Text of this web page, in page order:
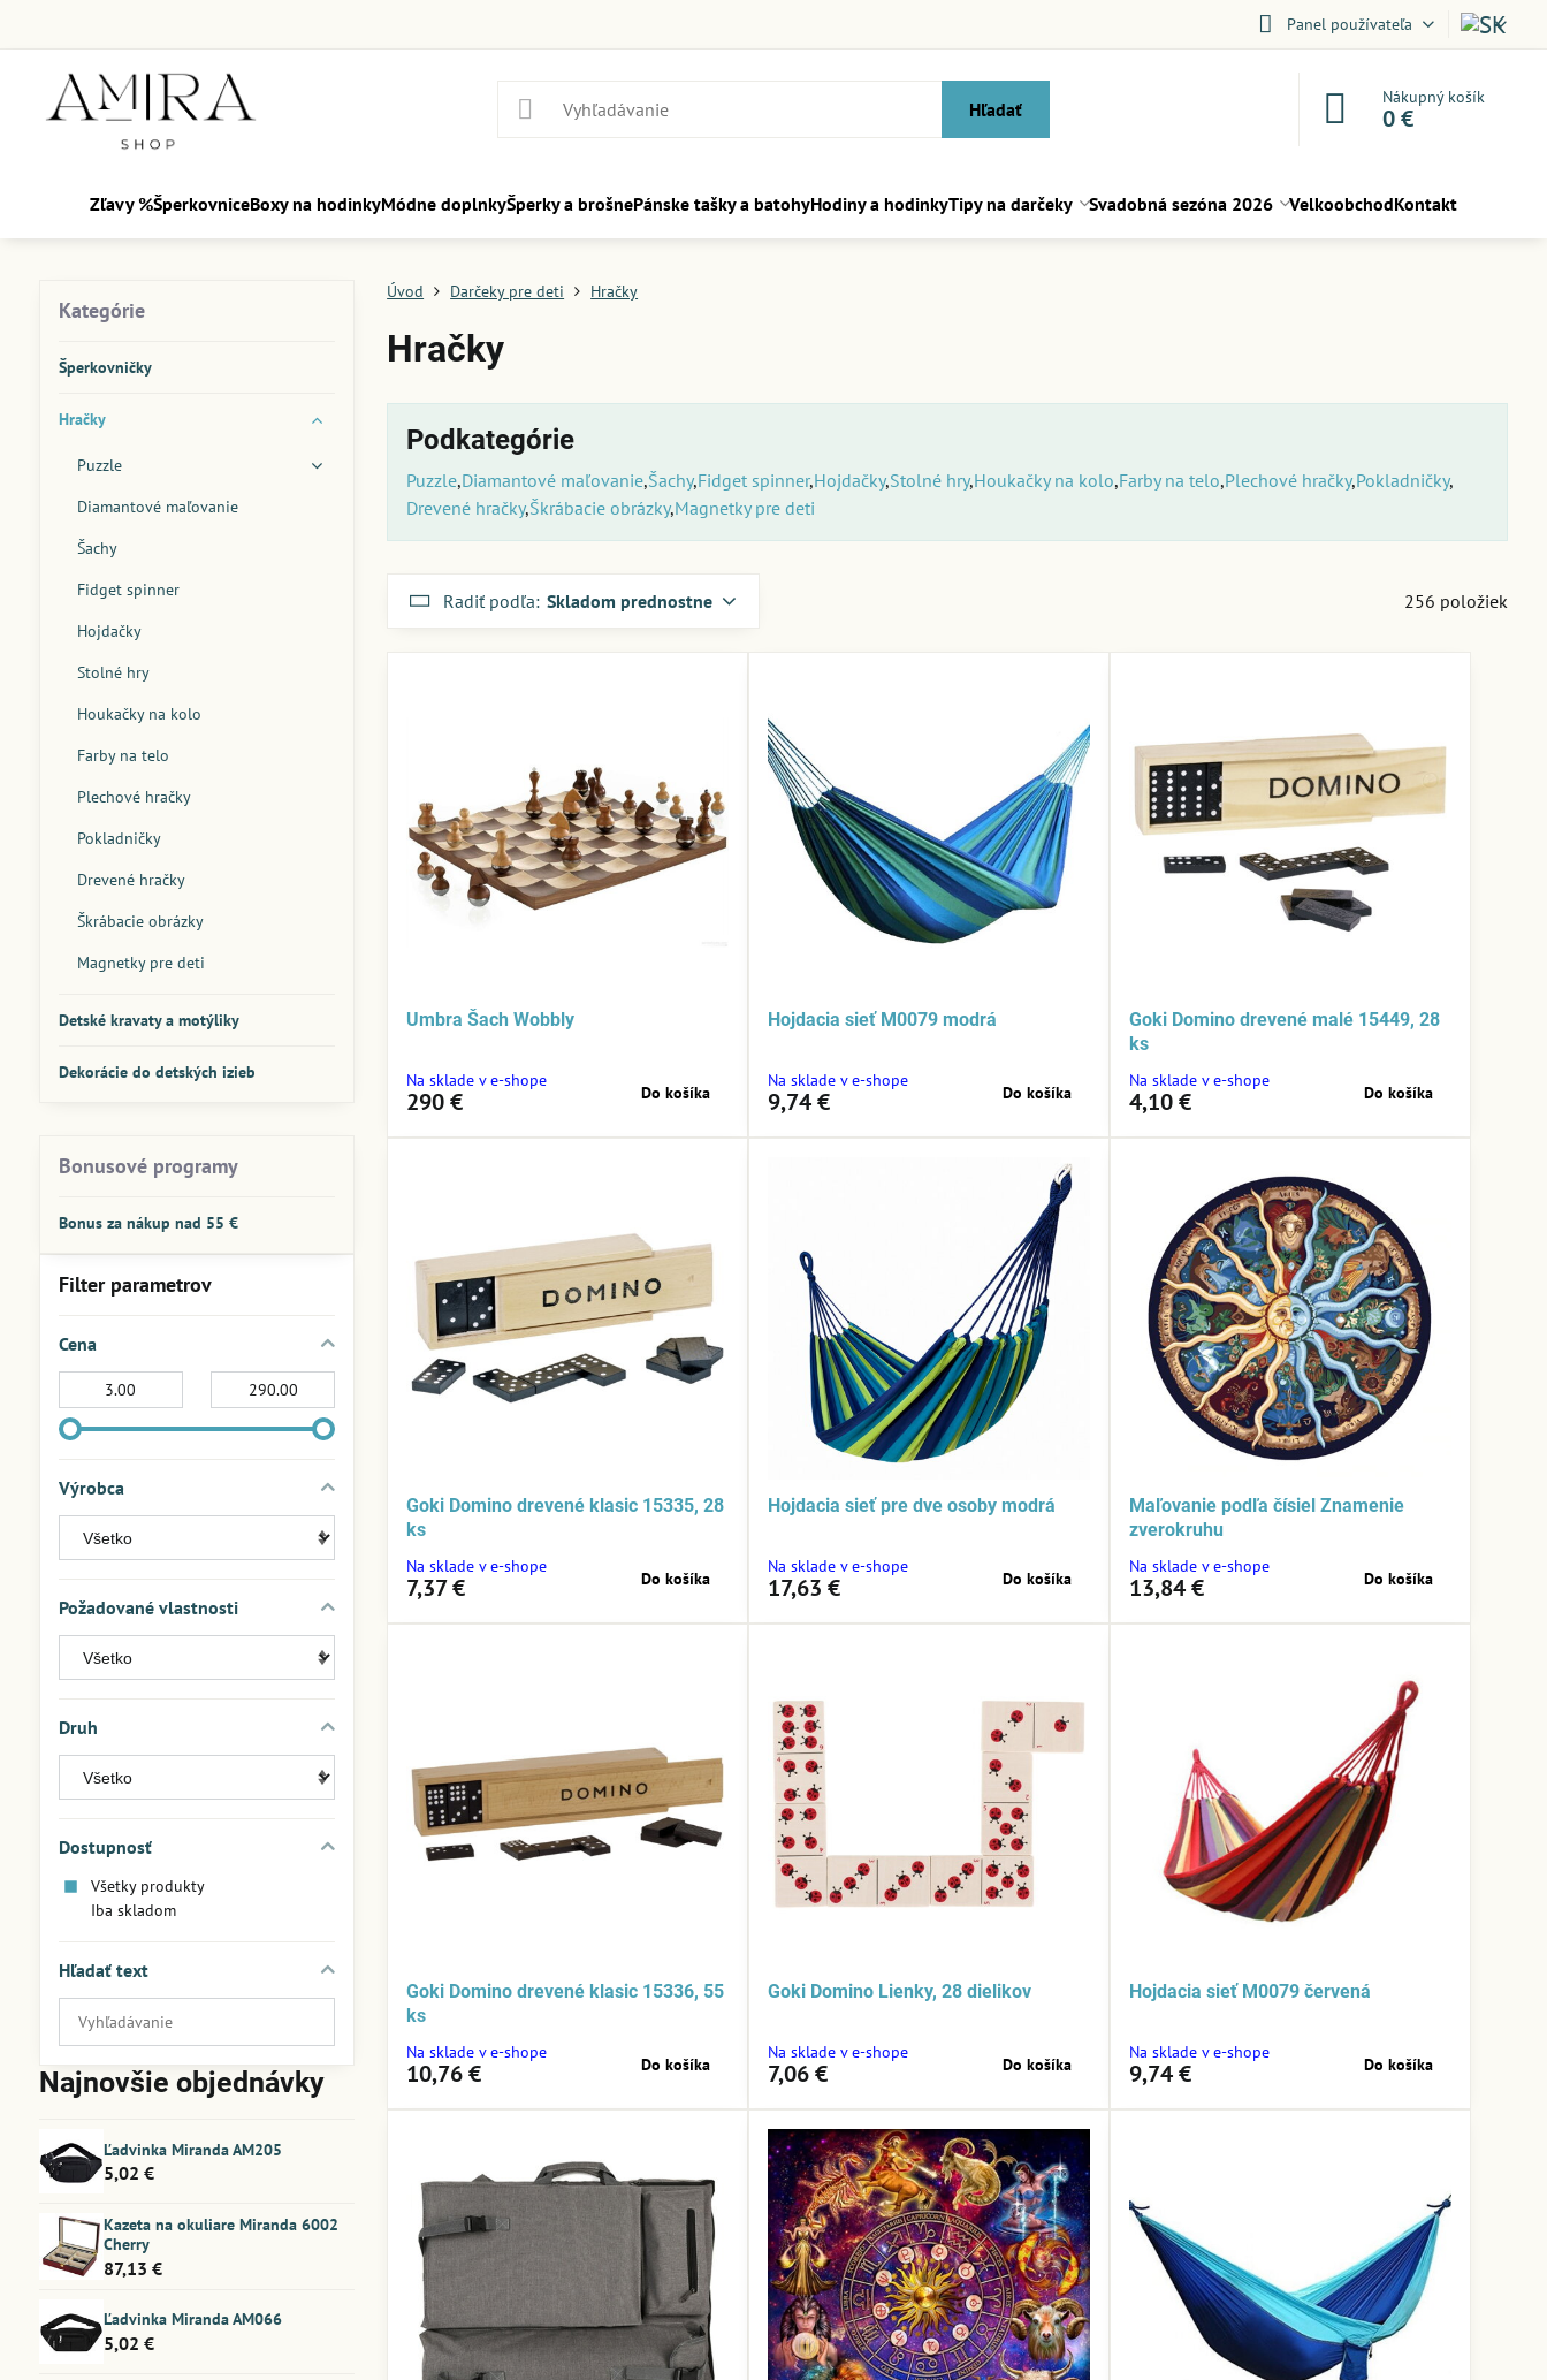
Panel používateľa
Hľadať
Nákupný košík
0 €
Zľavy %ŠperkovniceBoxy na hodinkyMódne doplnkyŠperky a brošnePánske tašky a batohyHodiny a hodinkyTipy na darčeky Svadobná sezóna 2026 VelkoobchodKontakt
Úvod Darčeky pre deti Hračky
Hračky
Podkategórie
Puzzle Diamantové maľovanie Šachy Fidget spinner Hojdačky Stolné hry Houkačky na kolo Farby na telo Plechové hračky Pokladničky
Drevené hračky Škrábacie obrázky Magnetky pre deti
Radiť podľa: Skladom prednostne 256 položiek
Umbra Šach Wobbly
Na sklade v e-shope
290 € Do košíka
Hojdacia sieť M0079 modrá
Na sklade v e-shope
9,74 € Do košíka
Goki Domino drevené malé 15449, 28
ks
Na sklade v e-shope
4,10 € Do košíka
Goki Domino drevené klasic 15335, 28
ks
Na sklade v e-shope
7,37 € Do košíka
Hojdacia sieť pre dve osoby modrá
Na sklade v e-shope
17,63 € Do košíka
Maľovanie podľa čísiel Znamenie
zverokruhu
Na sklade v e-shope
13,84 € Do košíka
Goki Domino drevené klasic 15336, 55
ks
Na sklade v e-shope
10,76 € Do košíka
Goki Domino Lienky, 28 dielikov
Na sklade v e-shope
7,06 € Do košíka
Hojdacia sieť M0079 červená
Na sklade v e-shope
9,74 € Do košíka
Filter parametrov
Cena
Výrobca
Požadované vlastnosti
Druh
Dostupnosť
Všetky produkty
Iba skladom
Hľadať text
Prehľadať
výsledky
filtra
fulltextom
Kategórie
Šperkovničky
Hračky
Puzzle
Diamantové maľovanie
Šachy
Fidget spinner
Hojdačky
Stolné hry
Houkačky na kolo
Farby na telo
Plechové hračky
Pokladničky
Drevené hračky
Škrábacie obrázky
Magnetky pre deti
Detské kravaty a motýliky
Dekorácie do detských izieb
Bonusové programy
Bonus za nákup nad 55 €
Najnovšie objednávky
Ľadvinka Miranda AM205
5,02 €
Kazeta na okuliare Miranda 6002
Cherry
87,13 €
Ľadvinka Miranda AM066
5,02 €